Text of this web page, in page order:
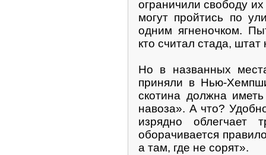
ограничили свободу
могут пройтись по
одним ягненочком.
кто считал стада, штат
Но в названных
приняли в Нью-
скотина должна
навоза». А что?
изрядно облегчает
оборачивается
а там, где не сорят».